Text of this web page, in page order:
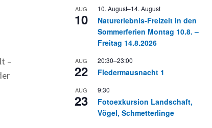
–
AUG
10
10. August–14. August
Naturerlebnis-Freizeit in den
Sommerferien Montag 10.8. –
Freitag 14.8.2026
AUG
22
20:30–23:00
Fledermausnacht 1
AUG
23
9:30
Fotoexkursion Landschaft,
Vögel, Schmetterlinge